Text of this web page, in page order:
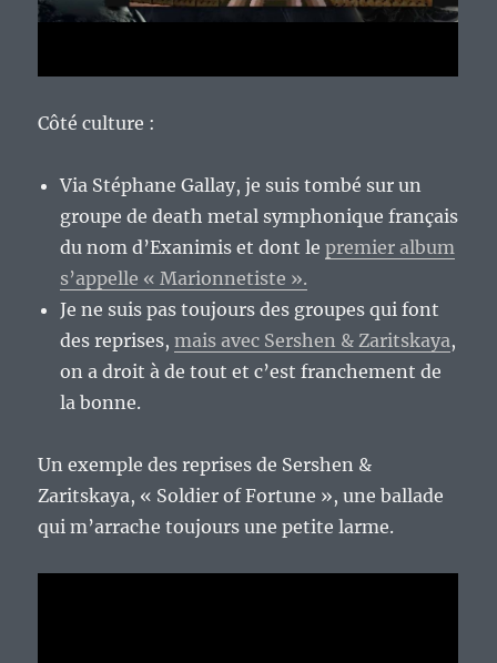
Côté culture :
Via Stéphane Gallay, je suis tombé sur un
groupe de death metal symphonique français
du nom d’Exanimis et dont lepremier album
s’appelle « Marionnetiste ».
Je ne suis pas toujours des groupes qui font
des reprises,mais avec Sershen & Zaritskaya,
on a droit à de tout et c’est franchement de
la bonne.
Un exemple des reprises de Sershen &
Zaritskaya, « Soldier of Fortune », une ballade
qui m’arrache toujours une petite larme.